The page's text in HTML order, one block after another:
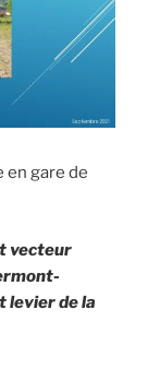
en gare de
vecteur
levier de la